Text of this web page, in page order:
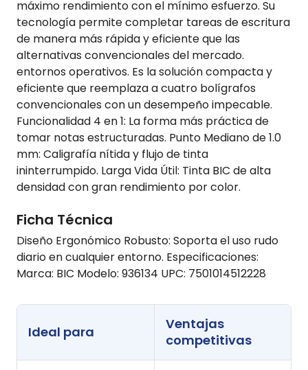
máximo rendimiento con el mínimo esfuerzo. Su
tecnología permite completar tareas de escritura
de manera más rápida y eficiente que las
alternativas convencionales del mercado.
entornos operativos. Es la solución compacta y
eficiente que reemplaza a cuatro bolígrafos
convencionales con un desempeño impecable.
Funcionalidad 4 en 1: La forma más práctica de
tomar notas estructuradas. Punto Mediano de 1.0
mm: Caligrafía nítida y flujo de tinta
ininterrumpido. Larga Vida Útil: Tinta BIC de alta
densidad con gran rendimiento por color.
Ficha Técnica
Diseño Ergonómico Robusto: Soporta el uso rudo
diario en cualquier entorno. Especificaciones:
Marca: BIC Modelo: 936134 UPC: 7501014512228
Ideal para
Ventajas
competitivas